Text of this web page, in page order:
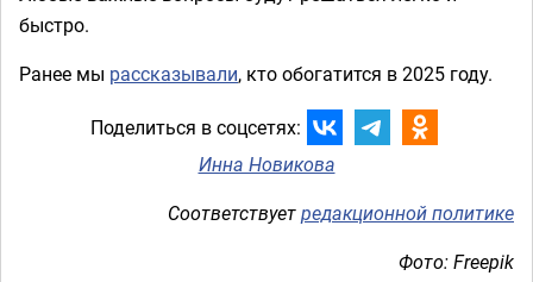
быстро.
Ранее мы рассказывали, кто обогатится в 2025 году.
Поделиться в соцсетях:
Инна Новикова
Соответствуетредакционной политике
Фото: Freepik